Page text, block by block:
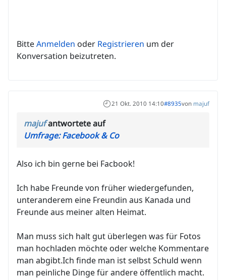
BitteAnmelden oder Registrieren um der
Konversation beizutreten.
21 Okt. 2010 14:10#8935von majuf
majufantwortete auf
Umfrage: Facebook & Co
Also ich bin gerne bei Facbook!
Ich habe Freunde von früher wiedergefunden,
unteranderem eine Freundin aus Kanada und
Freunde aus meiner alten Heimat.
Man muss sich halt gut überlegen was für Fotos
man hochladen möchte oder welche Kommentare
man abgibt.Ich finde man ist selbst Schuld wenn
man peinliche Dinge für andere öffentlich macht.